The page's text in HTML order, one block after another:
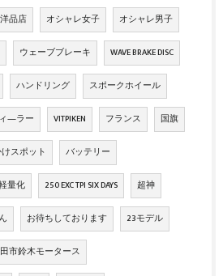
洋品店 オシャレ女子 オシャレ男子
ウェーブブレーキ WAVE BRAKE DISC
ハンドリング スポークホイール
―ラー VITPIKEN フランス 国旗
スポット バッテリー
量化 250 EXC TPI SIX DAYS 超神
お待ちしております 23モデル
市鈴木モータース